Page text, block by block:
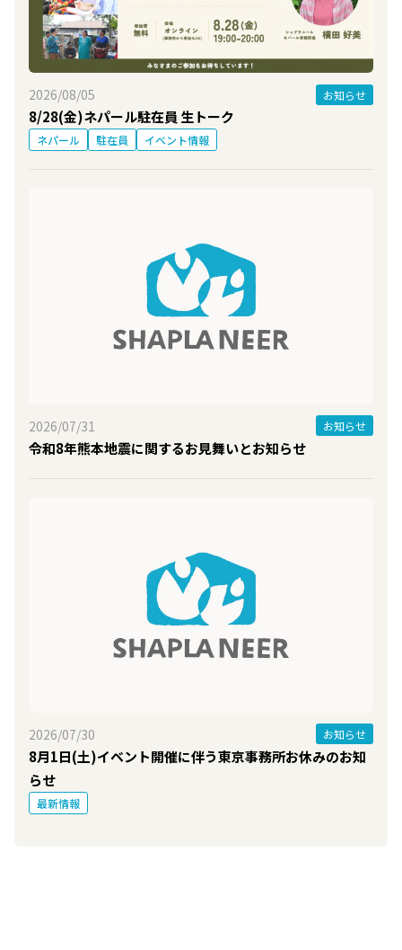
2026/08/05 お知らせ
8/28(金)ネパール駐在員 生トーク
ネパール 駐在員 イベント情報
2026/07/31 お知らせ
令和8年熊本地震に関するお見舞いとお知らせ
2026/07/30 お知らせ
8月1日(土)イベント開催に伴う東京事務所お休みのお知
らせ
最新情報